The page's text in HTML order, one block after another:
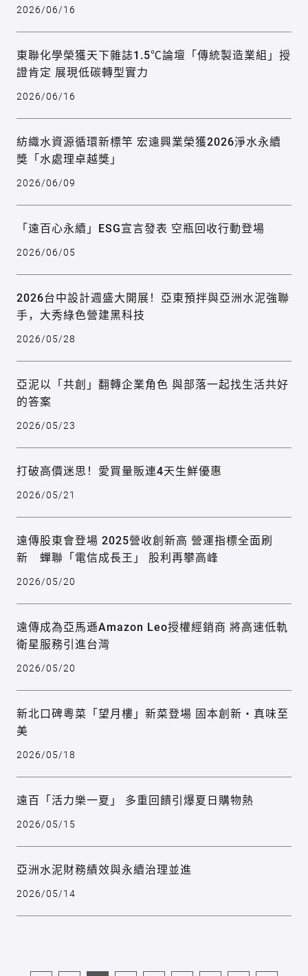
2026/06/16
東聯化學榮獲天下雜誌1.5℃論壇「傳統製造業組」授
證肯定 展現低碳轉型實力
2026/06/16
紡織水資源循環新標竿 宏遠興業榮獲2026淨水永續
獎「水處理卓越獎」
2026/06/09
「遠百心永續」ESG宣言發表 空瓶回收行動登場
2026/06/05
2026台中設計週盛大開展！亞東預拌與亞洲水泥強聯
手，大秀綠色營建黑科技
2026/05/28
亞泥以「共創」翻轉企業角色 與部落一起找生活共好
的答案
2026/05/23
打破高價迷思！愛買量販連4天生鮮優惠
2026/05/21
遠傳股東會登場 2025營收創新高 營運指標全面刷
新 蟬聯「電信成長王」 股利再攀高峰
2026/05/20
遠傳成為亞馬遜Amazon Leo授權經銷商 將高速低軌
衛星服務引進台灣
2026/05/20
新北口碑粵菜「望月樓」新菜登場 固本創新‧真味至
美
2026/05/18
遠百「活力樂一夏」 多重回饋引爆夏日購物熱
2026/05/15
亞洲水泥財務績效與永續治理並進
2026/05/14